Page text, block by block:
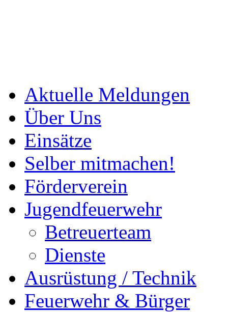
Aktuelle Meldungen
Über Uns
Einsätze
Selber mitmachen!
Förderverein
Jugendfeuerwehr
Betreuerteam
Dienste
Ausrüstung / Technik
Feuerwehr & Bürger